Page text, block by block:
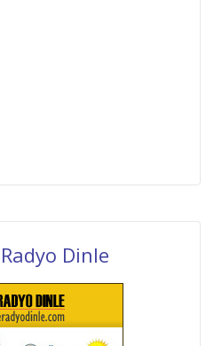
Dinle